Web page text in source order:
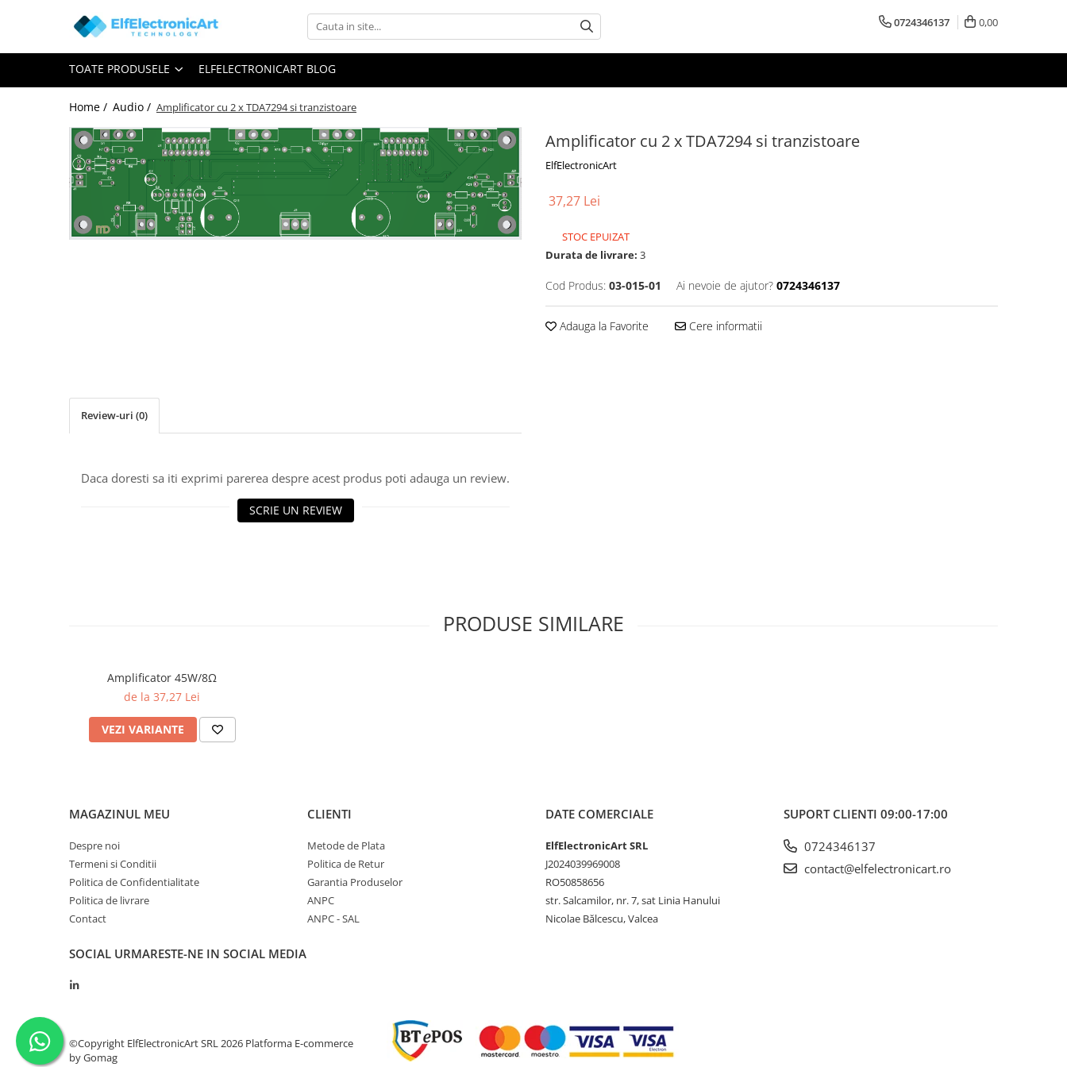
Toate Produsele
Audio
Instrumente de masura si control
Clesti Ampermetrici
Multimetre Digitale
Surse de alimentare
Osciloscoape GW INSTEK
Osciloscoape HANTEK
Osciloscoape OWON
0724346137 0,00
TOATE PRODUSELE ELFELECTRONICART BLOG
Home / Audio / Amplificator cu 2 x TDA7294 si tranzistoare
Amplificator cu 2 x TDA7294 si tranzistoare
ElfElectronicArt
37,27 Lei
STOC EPUIZAT
Durata de livrare: 3
Cod Produs: 03-015-01 Ai nevoie de ajutor? 0724346137
Adauga la Favorite Cere informatii
Review-uri (0)
Daca doresti sa iti exprimi parerea despre acest produs poti adauga un review.
SCRIE UN REVIEW
PRODUSE SIMILARE
Amplificator 45W/8Ω
de la 37,27 Lei
VEZI VARIANTE
MAGAZINUL MEU
Despre noi
Termeni si Conditii
Politica de Confidentialitate
Politica de livrare
Contact
CLIENTI
Metode de Plata
Politica de Retur
Garantia Produselor
ANPC
ANPC - SAL
DATE COMERCIALE
ElfElectronicArt SRL
J2024039969008
RO50858656
str. Salcamilor, nr. 7, sat Linia Hanului
Nicolae Bălcescu, Valcea
SUPORT CLIENTI 09:00-17:00
0724346137
contact@elfelectronicart.ro
SOCIAL URMARESTE-NE IN SOCIAL MEDIA
©Copyright ElfElectronicArt SRL 2026 Platforma E-commerce
by Gomag